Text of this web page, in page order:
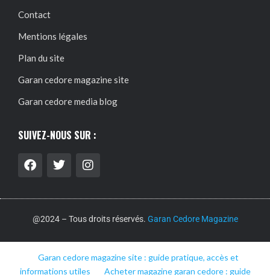
Contact
Mentions légales
Plan du site
Garan cedore magazine site
Garan cedore media blog
SUIVEZ-NOUS SUR :
@2024 – Tous droits réservés. Garan Cedore Magazine
Garan cedore magazine site : guide pratique, accès et
informations utiles
Acheter magazine garan cedore : guide